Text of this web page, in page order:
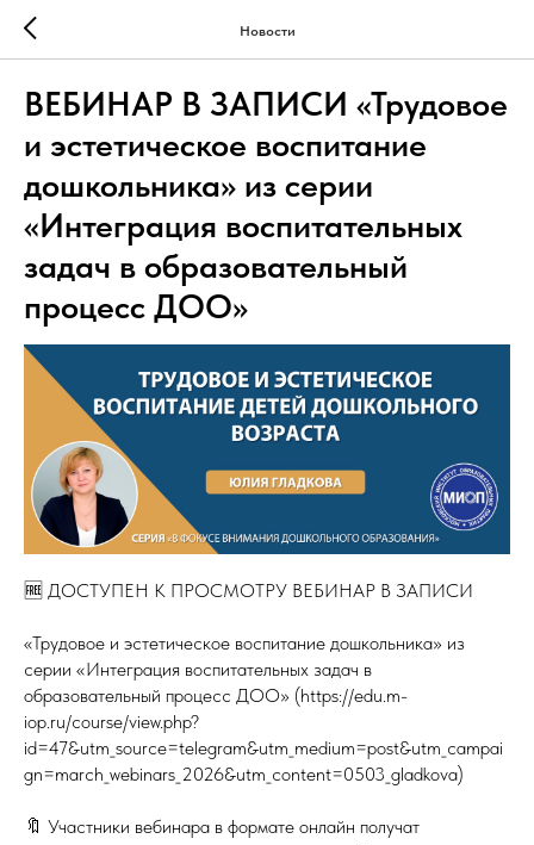
Новости
ВЕБИНАР В ЗАПИСИ «Трудовое
и эстетическое воспитание
дошкольника» из серии
«Интеграция воспитательных
задач в образовательный
процесс ДОО»
🆓 ДОСТУПЕН К ПРОСМОТРУ ВЕБИНАР В ЗАПИСИ
«Трудовое и эстетическое воспитание дошкольника» из
серии «Интеграция воспитательных задач в
образовательный процесс ДОО» (https://edu.m-
iop.ru/course/view.php?
id=47&utm_source=telegram&utm_medium=post&utm_campai
gn=march_webinars_2026&utm_content=0503_gladkova)
🔖 Участники вебинара в формате онлайн получат